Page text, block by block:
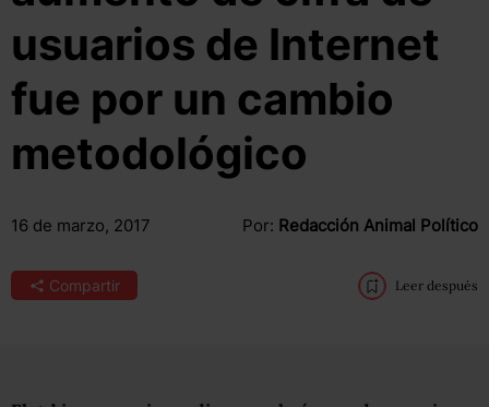
usuarios de Internet
fue por un cambio
metodológico
16 de marzo, 2017 Por: Redacción Animal Político
Compartir Leer después